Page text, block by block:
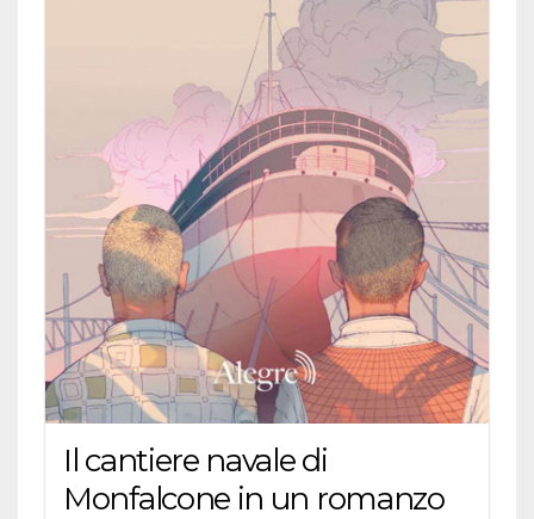
Il cantiere navale di
Monfalcone in un romanzo